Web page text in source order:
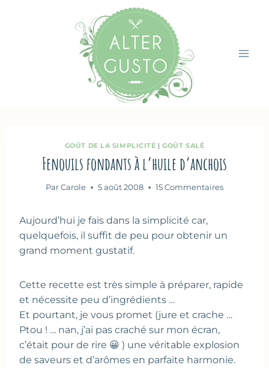
GOÛT DE LA SIMPLICITÉ |GOÛT SALÉ
Fenouils fondants à l’huile d’anchois
Par Carole 5 août 2008 15 Commentaires
Aujourd’hui je fais dans la simplicité car,
quelquefois, il suffit de peu pour obtenir un
grand moment gustatif.
Cette recette est très simple à préparer, rapide
et nécessite peu d’ingrédients …
Et pourtant, je vous promet (jure et crache …
Ptou ! … nan, j’ai pas craché sur mon écran,
c’était pour de rire 😀 ) une véritable explosion
de saveurs et d’arômes en parfaite harmonie.